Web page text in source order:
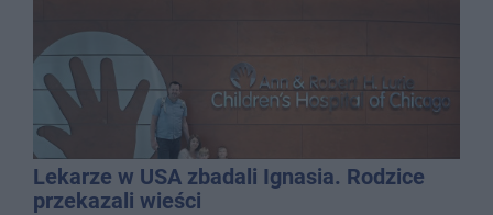
Lekarze w USA zbadali Ignasia. Rodzice
przekazali wieści